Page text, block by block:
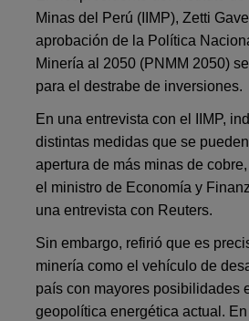
Minas del Perú (IIMP), Zetti
aprobación de la Política
Minería al 2050 (PNMM 2050)
para el destrabe de inversiones.
En una entrevista con el IIMP,
distintas medidas que se
apertura de más minas de
el ministro de Economía y
una entrevista con Reuters.
Sin embargo, refirió que es
minería como el vehículo de
país con mayores posibilidades
geopolítica energética actual.